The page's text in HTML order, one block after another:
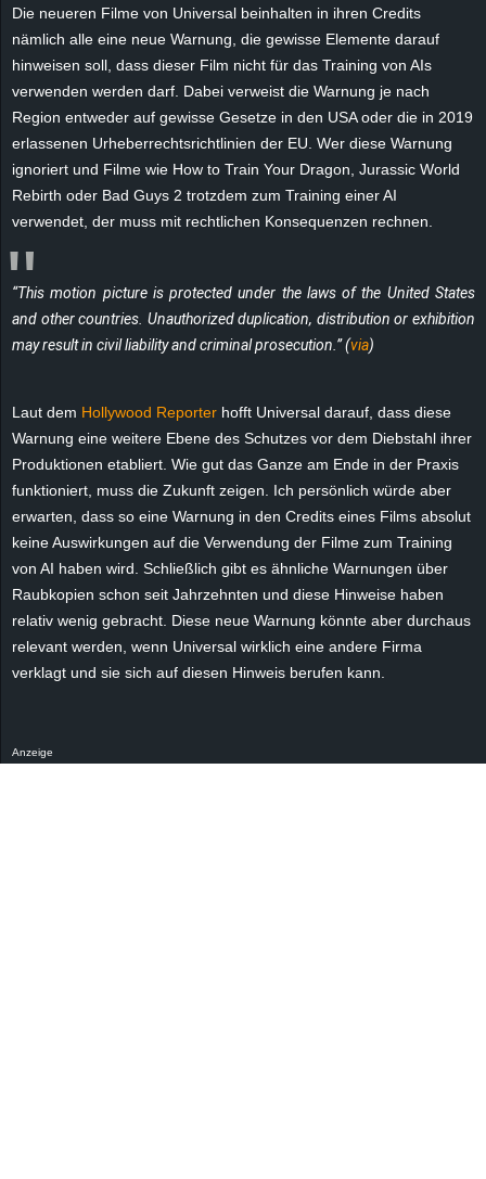
Die neueren Filme von Universal beinhalten in ihren Credits
nämlich alle eine neue Warnung, die gewisse Elemente darauf
hinweisen soll, dass dieser Film nicht für das Training von AIs
verwenden werden darf. Dabei verweist die Warnung je nach
Region entweder auf gewisse Gesetze in den USA oder die in 2019
erlassenen Urheberrechtsrichtlinien der EU. Wer diese Warnung
ignoriert und Filme wie How to Train Your Dragon, Jurassic World
Rebirth oder Bad Guys 2 trotzdem zum Training einer AI
verwendet, der muss mit rechtlichen Konsequenzen rechnen.
“This motion picture is protected under the laws of the United States
and other countries. Unauthorized duplication, distribution or exhibition
may result in civil liability and criminal prosecution.” (via)
Laut dem Hollywood Reporter hofft Universal darauf, dass diese
Warnung eine weitere Ebene des Schutzes vor dem Diebstahl ihrer
Produktionen etabliert. Wie gut das Ganze am Ende in der Praxis
funktioniert, muss die Zukunft zeigen. Ich persönlich würde aber
erwarten, dass so eine Warnung in den Credits eines Films absolut
keine Auswirkungen auf die Verwendung der Filme zum Training
von AI haben wird. Schließlich gibt es ähnliche Warnungen über
Raubkopien schon seit Jahrzehnten und diese Hinweise haben
relativ wenig gebracht. Diese neue Warnung könnte aber durchaus
relevant werden, wenn Universal wirklich eine andere Firma
verklagt und sie sich auf diesen Hinweis berufen kann.
Anzeige